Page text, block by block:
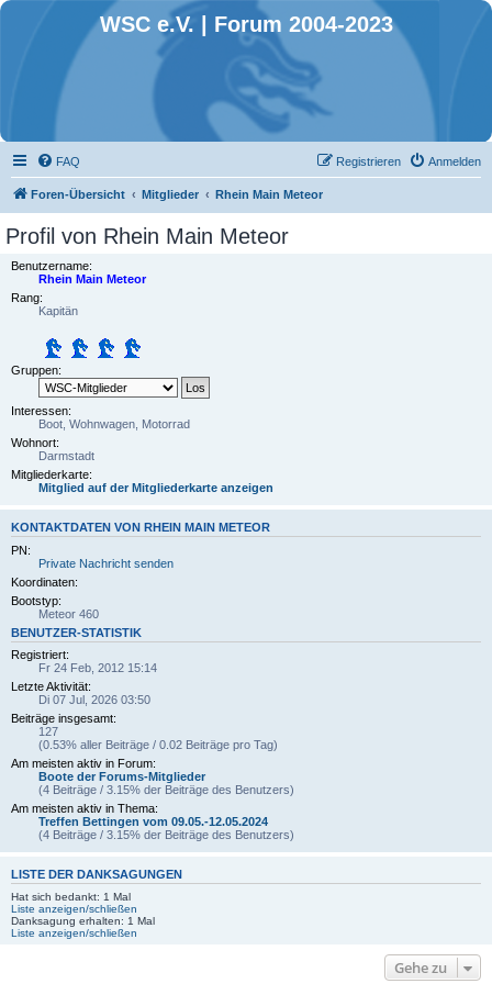
WSC e.V. | Forum 2004-2023
FAQ Anmelden
Registrieren
Foren-Übersicht Mitglieder Rhein Main Meteor
Profil von Rhein Main Meteor
Benutzername:
Rhein Main Meteor
Rang:
Kapitän
Gruppen:
Interessen:
Boot, Wohnwagen, Motorrad
Wohnort:
Darmstadt
Mitgliederkarte:
Mitglied auf der Mitgliederkarte anzeigen
KONTAKTDATEN VON RHEIN MAIN METEOR
PN:
Private Nachricht senden
Koordinaten:
Bootstyp:
Meteor 460
BENUTZER-STATISTIK
Registriert:
Fr 24 Feb, 2012 15:14
Letzte Aktivität:
Di 07 Jul, 2026 03:50
Beiträge insgesamt:
127
(0.53% aller Beiträge / 0.02 Beiträge pro Tag)
Am meisten aktiv in Forum:
Boote der Forums-Mitglieder
(4 Beiträge / 3.15% der Beiträge des Benutzers)
Am meisten aktiv in Thema:
Treffen Bettingen vom 09.05.-12.05.2024
(4 Beiträge / 3.15% der Beiträge des Benutzers)
LISTE DER DANKSAGUNGEN
Hat sich bedankt: 1 Mal
Liste anzeigen/schließen
Danksagung erhalten: 1 Mal
Liste anzeigen/schließen
Gehe zu